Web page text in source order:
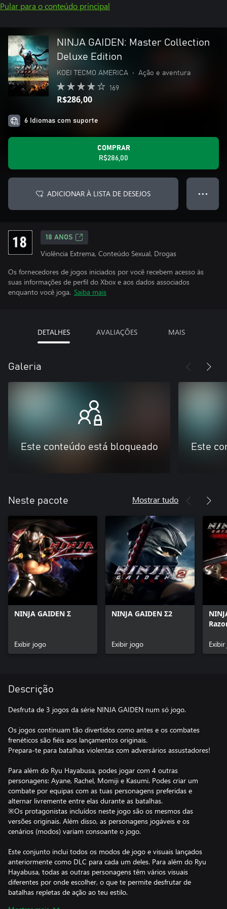
Pular para o conteúdo principal
NINJA GAIDEN: Master Collection
Deluxe Edition
KOEI TECMO AMERICA • Ação e aventura
169
R$286,00
6 Idiomas com suporte
COMPRAR
R$286,00
ADICIONAR À LISTA DE DESEJOS ● ● ●
18 ANOS
Violência Extrema, Conteúdo Sexual, Drogas
Os fornecedores de jogos iniciados por você recebem acesso às
suas informações de perfil do Xbox e aos dados associados
enquanto você joga. Saiba mais
DETALHES AVALIAÇÕES MAIS
Galeria
Este conteúdo está bloqueado Este
Neste pacote Mostrar tudo
NINJA GAIDEN Σ
Exibir jogo
NINJA GAIDEN Σ2
Exibir jogo
Descrição
Desfruta de 3 jogos da série NINJA GAIDEN num só jogo.
Os jogos continuam tão divertidos como antes e os combates
frenéticos são fiéis aos lançamentos originais.
Prepara-te para batalhas violentas com adversários assustadores!
Para além do Ryu Hayabusa, podes jogar com 4 outras
personagens: Ayane, Rachel, Momiji e Kasumi. Podes criar um
combate por equipas com as tuas personagens preferidas e
alternar livremente entre elas durante as batalhas.
※Os protagonistas incluídos neste jogo são os mesmos das
versões originais. Além disso, as personagens jogáveis e os
cenários (modos) variam consoante o jogo.
Este conjunto inclui todos os modos de jogo e visuais lançados
anteriormente como DLC para cada um deles. Para além do Ryu
Hayabusa, todas as outras personagens têm vários visuais
diferentes por onde escolher, o que te permite desfrutar de
batalhas repletas de ação ao teu estilo.